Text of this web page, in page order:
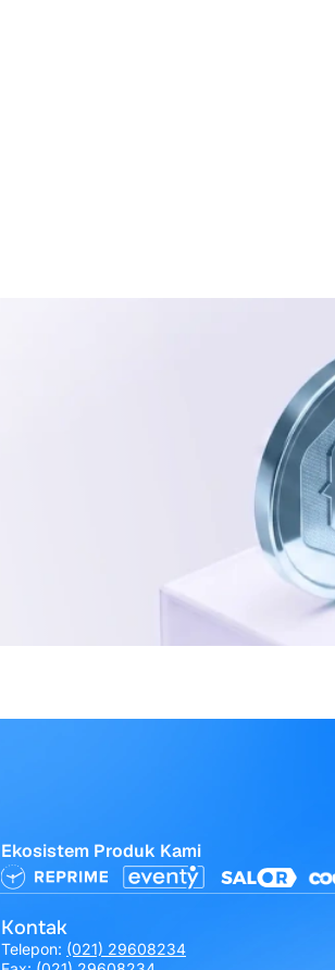
Ekosistem Produk Kami
Kontak
Telepon: (021) 29608234